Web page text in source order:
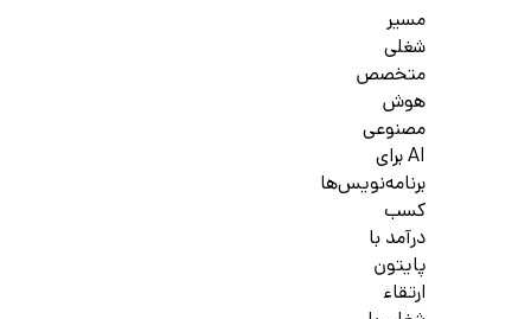
مسیر
شغلی
متخصص
هوش
مصنوعی
AI برای
برنامه‌نویس‌ها
کسب
درآمد با
پایتون
ارتقاء